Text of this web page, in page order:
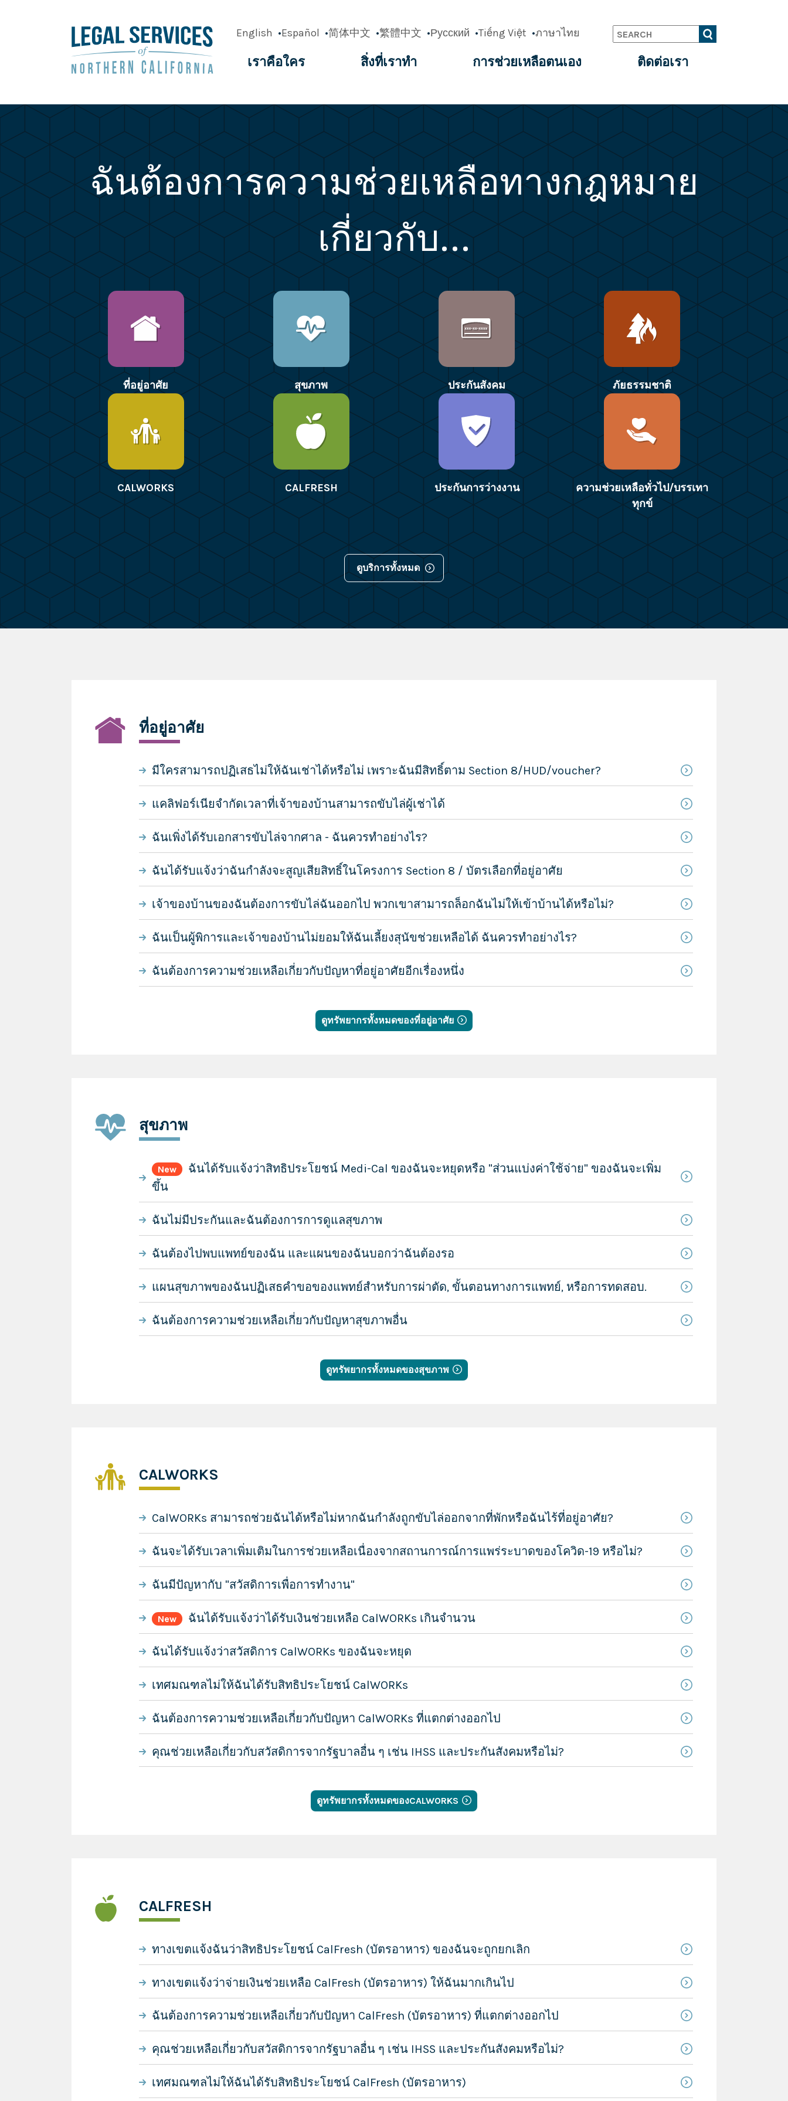
English Español 简体中文 繁體中文 Русский Tiếng Việt ภาษาไทย Search
navigation
เราคือใคร สิ่งที่เราทำ การช่วยเหลือตนเอง ติดต่อเรา
ฉันต้องการความช่วยเหลือทางกฎหมาย
เกี่ยวกับ...
ที่อยู่อาศัย สุขภาพ ประกันสังคม ภัยธรรมชาติ
CALWORKS CALFRESH ประกันการว่างงาน
ความช่วยเหลือทั่วไป/บรรเทา
ทุกข์
ดูบริการทั้งหมด
ที่อยู่อาศัย
มีใครสามารถปฏิเสธไม่ให้ฉันเช่าได้หรือไม่ เพราะฉันมีสิทธิ์ตาม Section 8/HUD/voucher?
แคลิฟอร์เนียจำกัดเวลาที่เจ้าของบ้านสามารถขับไล่ผู้เช่าได้
ฉันเพิ่งได้รับเอกสารขับไล่จากศาล - ฉันควรทำอย่างไร?
ฉันได้รับแจ้งว่าฉันกำลังจะสูญเสียสิทธิ์ในโครงการ Section 8 / บัตรเลือกที่อยู่อาศัย
เจ้าของบ้านของฉันต้องการขับไล่ฉันออกไป พวกเขาสามารถล็อกฉันไม่ให้เข้าบ้านได้หรือไม่?
ฉันเป็นผู้พิการและเจ้าของบ้านไม่ยอมให้ฉันเลี้ยงสุนัขช่วยเหลือได้ ฉันควรทำอย่างไร?
ฉันต้องการความช่วยเหลือเกี่ยวกับปัญหาที่อยู่อาศัยอีกเรื่องหนึ่ง
ดูทรัพยากรทั้งหมดของที่อยู่อาศัย
สุขภาพ
New
ฉันได้รับแจ้งว่าสิทธิประโยชน์ Medi-Cal ของฉันจะหยุดหรือ "ส่วนแบ่งค่าใช้จ่าย" ของฉันจะเพิ่ม
ขึ้น
ฉันไม่มีประกันและฉันต้องการการดูแลสุขภาพ
ฉันต้องไปพบแพทย์ของฉัน และแผนของฉันบอกว่าฉันต้องรอ
แผนสุขภาพของฉันปฏิเสธคำขอของแพทย์สำหรับการผ่าตัด, ขั้นตอนทางการแพทย์, หรือการทดสอบ.
ฉันต้องการความช่วยเหลือเกี่ยวกับปัญหาสุขภาพอื่น
ดูทรัพยากรทั้งหมดของสุขภาพ
CALWORKS
CalWORKs สามารถช่วยฉันได้หรือไม่หากฉันกำลังถูกขับไล่ออกจากที่พักหรือฉันไร้ที่อยู่อาศัย?
ฉันจะได้รับเวลาเพิ่มเติมในการช่วยเหลือเนื่องจากสถานการณ์การแพร่ระบาดของโควิด-19 หรือไม่?
ฉันมีปัญหากับ "สวัสดิการเพื่อการทำงาน"
New ฉันได้รับแจ้งว่าได้รับเงินช่วยเหลือ CalWORKs เกินจำนวน
ฉันได้รับแจ้งว่าสวัสดิการ CalWORKs ของฉันจะหยุด
เทศมณฑลไม่ให้ฉันได้รับสิทธิประโยชน์ CalWORKs
ฉันต้องการความช่วยเหลือเกี่ยวกับปัญหา CalWORKs ที่แตกต่างออกไป
คุณช่วยเหลือเกี่ยวกับสวัสดิการจากรัฐบาลอื่น ๆ เช่น IHSS และประกันสังคมหรือไม่?
ดูทรัพยากรทั้งหมดของCALWORKS
CALFRESH
ทางเขตแจ้งฉันว่าสิทธิประโยชน์ CalFresh (บัตรอาหาร) ของฉันจะถูกยกเลิก
ทางเขตแจ้งว่าจ่ายเงินช่วยเหลือ CalFresh (บัตรอาหาร) ให้ฉันมากเกินไป
ฉันต้องการความช่วยเหลือเกี่ยวกับปัญหา CalFresh (บัตรอาหาร) ที่แตกต่างออกไป
คุณช่วยเหลือเกี่ยวกับสวัสดิการจากรัฐบาลอื่น ๆ เช่น IHSS และประกันสังคมหรือไม่?
เทศมณฑลไม่ให้ฉันได้รับสิทธิประโยชน์ CalFresh (บัตรอาหาร)